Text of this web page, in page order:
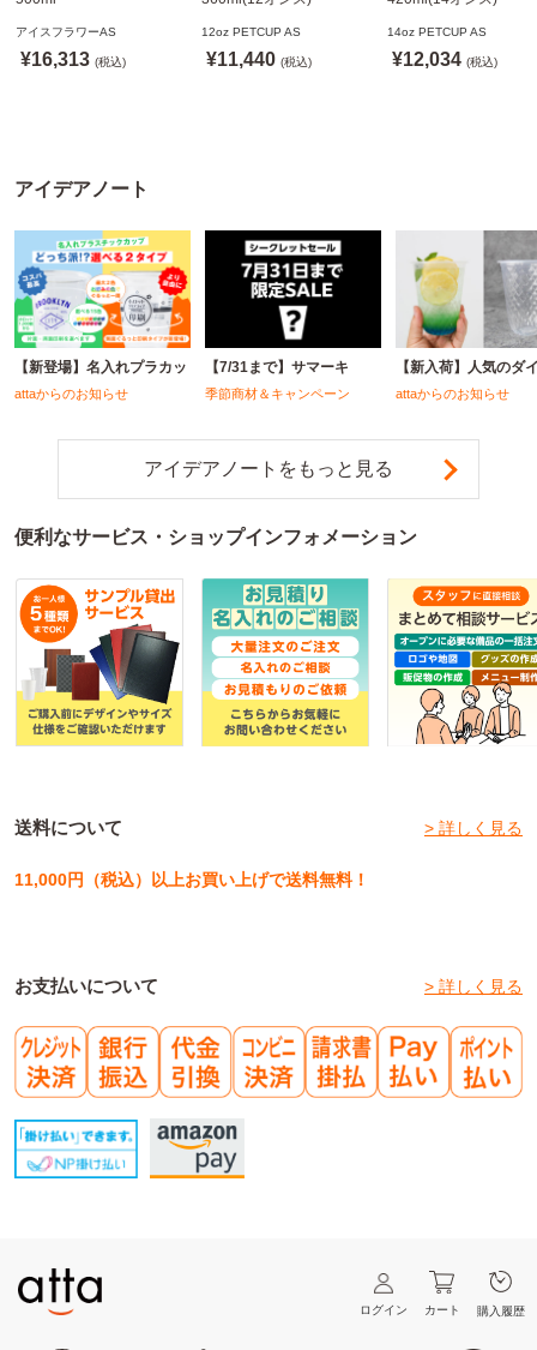
※北海道・沖縄・離島 送
料別途
アイスフラワーAS
¥16,313 (税込)
※沖縄・離島 配送料別途
12oz PETCUP AS
¥11,440 (税込)
※沖縄・離島 配送料
14oz PETCUP AS
¥12,034 (税込)
アイデアノート
【新登場】名入れプラカッ
attaからのお知らせ
【7/31まで】サマーキ
季節商材＆キャンペーン
【新入荷】人気のダ
attaからのお知らせ
アイデアノートをもっと見る
便利なサービス・ショップインフォメーション
送料について > 詳しく見る
11,000円（税込）以上お買い上げで送料無料！
お支払いについて > 詳しく見る
ログイン カート 購入履歴